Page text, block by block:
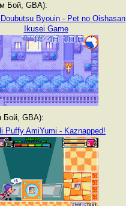
Бой, GBA):
Doubutsu Byouin - Pet no Oishasan
Ikusei Game
Бой, GBA):
Puffy AmiYumi - Kaznapped!